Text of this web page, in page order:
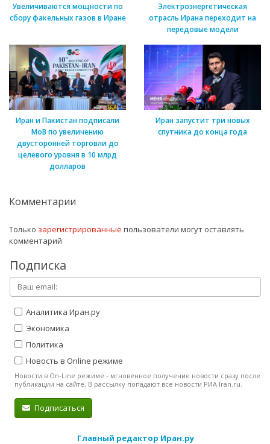
Увеличиваются мощности по
сбору факельных газов в Иране
Электроэнергетическая
отрасль Ирана переходит на
передовые модели
Иран и Пакистан подписали
МоВ по увеличению
двусторонней торговли до
целевого уровня в 10 млрд
долларов
Иран запустит три новых
спутника до конца года
Комментарии
Только зарегистрированные пользователи могут оставлять
комментарий
Подписка
Аналитика Иран.ру
Экономика
Политика
Новость в Online режиме
Новости в On-Line режиме - мгновенное получение новости сразу после
публикации на сайте. В рассылку попадают все новости РИА Iran.ru.
Подписаться
Главный редактор Иран.ру